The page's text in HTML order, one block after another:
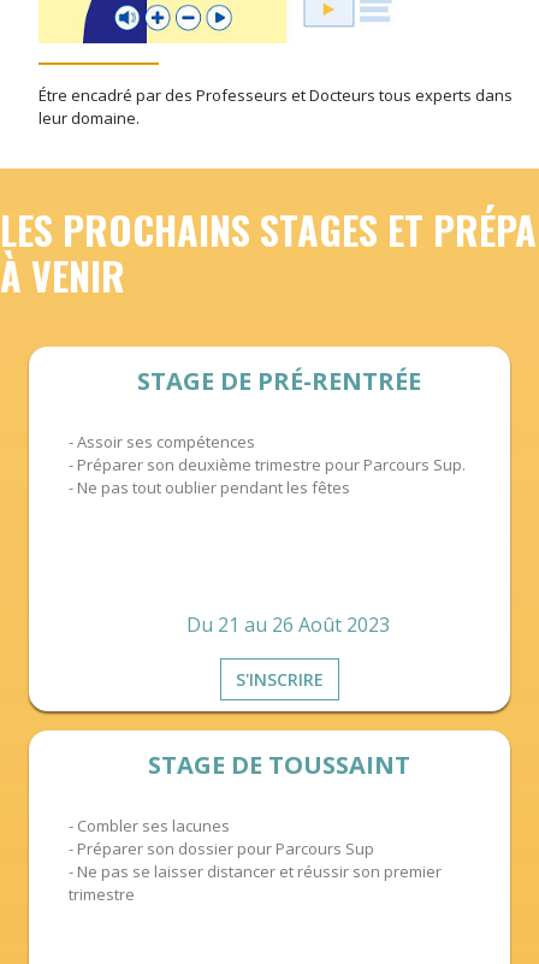
Étre encadré par des Professeurs et Docteurs tous experts dans
leur domaine.
LES PROCHAINS STAGES ET PRÉPA
À VENIR
STAGE DE PRÉ-RENTRÉE
- Assoir ses compétences
- Préparer son deuxième trimestre pour Parcours Sup.
- Ne pas tout oublier pendant les fêtes
Du 21 au 26 Août 2023
S'INSCRIRE
STAGE DE TOUSSAINT
- Combler ses lacunes
- Préparer son dossier pour Parcours Sup
- Ne pas se laisser distancer et réussir son premier
trimestre